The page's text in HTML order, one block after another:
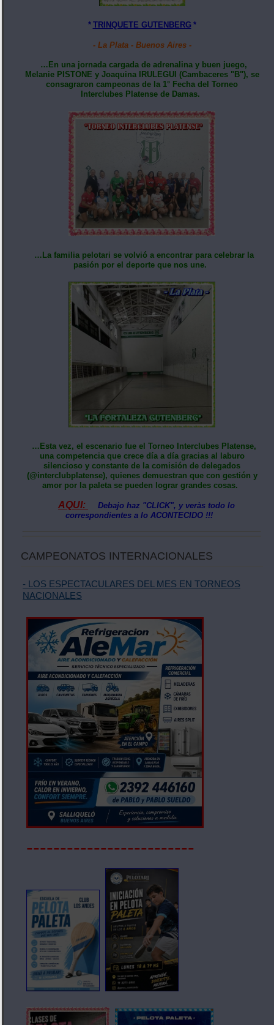
* TRINQUETE GUTENBERG *
- La Plata - Buenos Aires -
…En una jornada cargada de adrenalina y buen juego,
Melanie PISTONE y Joaquina IRULEGUI (Cambaceres "B"), se
consagraron campeonas de la 1° Fecha del Torneo
Interclubes Platense de Damas.
…La familia pelotari se volvió a encontrar para celebrar la
pasión por el deporte que nos une.
…Esta vez, el escenario fue el Torneo Interclubes Platense,
una competencia que crece día a día gracias al laburo
silencioso y constante de la comisión de delegados
(@interclubplatense), quienes demuestran que con gestión y
amor por la paleta se pueden lograr grandes cosas.
AQUI:
Debajo haz "CLICK", y veràs todo lo
correspondientes a lo ACONTECIDO !!!
CAMPEONATOS INTERNACIONALES
- LOS ESPECTACULARES DEL MES EN TORNEOS
NACIONALES
-------------------------